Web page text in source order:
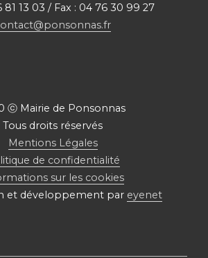
81 13 03 / Fax : 04 76 30 99 27
ⓒ Mairie de Ponsonnas
Tous droits réservés
Mentions Légales
de confidentialité
sur les cookies
et développement par eyenet